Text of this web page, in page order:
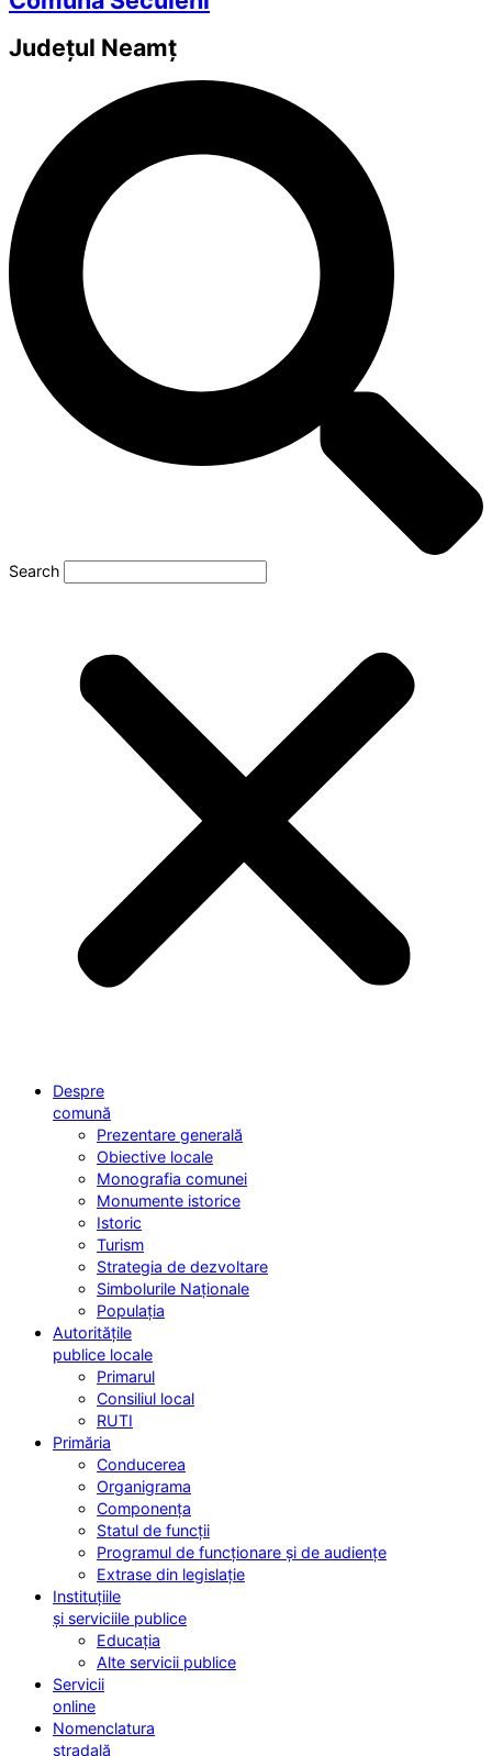
Județul Neamț
Search
Despre
comună
Prezentare generală
Obiective locale
Monografia comunei
Monumente istorice
Istoric
Turism
Strategia de dezvoltare
Simbolurile Naționale
Populația
Autoritățile
publice locale
Primarul
Consiliul local
RUTI
Primăria
Conducerea
Organigrama
Componența
Statul de funcții
Programul de funcționare și de audiențe
Extrase din legislație
Instituțiile
și serviciile publice
Educația
Alte servicii publice
Servicii
online
Nomenclatura
stradală